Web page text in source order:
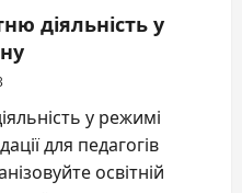
діяльність у
у режимі
для педагогів
освітній